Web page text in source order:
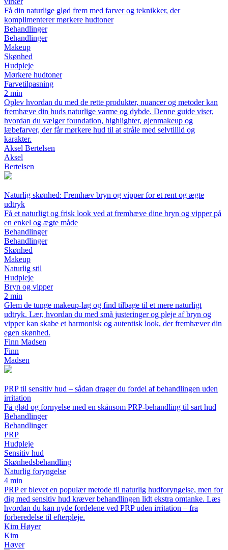
Få din naturlige glød frem med farver og teknikker, der
komplimenterer mørkere hudtoner
Behandlinger
Behandlinger
Makeup
Skønhed
Hudpleje
Mørkere hudtoner
Farvetilpasning
2 min
Oplev hvordan du med de rette produkter, nuancer og metoder kan
fremhæve din huds naturlige varme og dybde. Denne guide viser,
hvordan du vælger foundation, highlighter, øjenmakeup og
læbefarver, der får mørkere hud til at stråle med selvtillid og
karakter.
Aksel Bertelsen
Aksel
Bertelsen
Naturlig skønhed: Fremhæv bryn og vipper for et rent og ægte
udtryk
Få et naturligt og frisk look ved at fremhæve dine bryn og vipper på
en enkel og ægte måde
Behandlinger
Behandlinger
Skønhed
Makeup
Naturlig stil
Hudpleje
Bryn og vipper
2 min
Glem de tunge makeup-lag og find tilbage til et mere naturligt
udtryk. Lær, hvordan du med små justeringer og pleje af bryn og
vipper kan skabe et harmonisk og autentisk look, der fremhæver din
egen skønhed.
Finn Madsen
Finn
Madsen
PRP til sensitiv hud – sådan drager du fordel af behandlingen uden
irritation
Få glød og fornyelse med en skånsom PRP-behandling til sart hud
Behandlinger
Behandlinger
PRP
Hudpleje
Sensitiv hud
Skønhedsbehandling
Naturlig foryngelse
4 min
PRP er blevet en populær metode til naturlig hudforyngelse, men for
dig med sensitiv hud kræver behandlingen lidt ekstra omtanke. Læs
hvordan du kan nyde fordelene ved PRP uden irritation – fra
forberedelse til efterpleje.
Kim Høyer
Kim
Høyer